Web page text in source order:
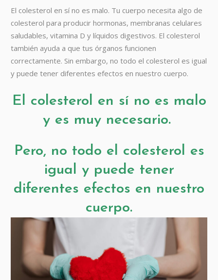
El colesterol en sí no es malo. Tu cuerpo necesita algo de
colesterol para producir hormonas, membranas celulares
saludables, vitamina D y líquidos digestivos. El colesterol
también ayuda a que tus órganos funcionen
correctamente. Sin embargo, no todo el colesterol es igual
y puede tener diferentes efectos en nuestro cuerpo.
El colesterol en sí no es malo
y es muy necesario.
Pero, no todo el colesterol es
igual y puede tener
diferentes efectos en nuestro
cuerpo.